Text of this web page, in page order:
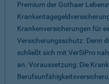
Premium der Gothaer
Krankenversicherungen für
Versicherungsschutz. Denn
schließt sich mit VerSiPro
an. Voraussetzung: Die